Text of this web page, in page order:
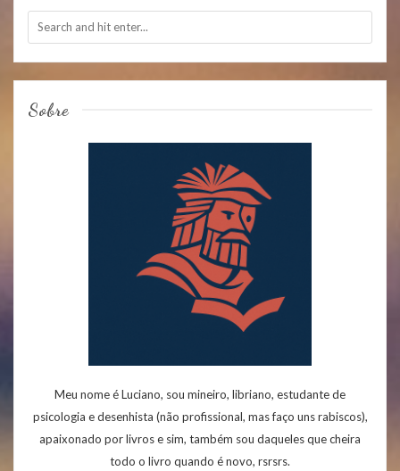
Sobre
Meu nome é Luciano, sou mineiro, libriano, estudante de
psicologia e desenhista (não profissional, mas faço uns rabiscos),
apaixonado por livros e sim, também sou daqueles que cheira
todo o livro quando é novo, rsrsrs.